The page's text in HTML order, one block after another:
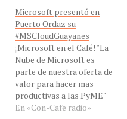
Microsoft presentó en
Puerto Ordaz su
#MSCloudGuayanes
¡Microsoft en el Café! "La
Nube de Microsoft es
parte de nuestra oferta de
valor para hacer mas
productivas a las PyME"
dijo a #ConCafeRADIO el
En «Con-Cafe radio»